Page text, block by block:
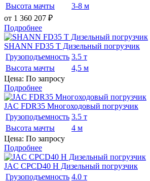
Высота мачты
3-8 м
от 1 360 207 ₽
Подробнее
SHANN FD35 T Дизельный погрузчик
Грузоподъемность 3.5 т
Высота мачты
4,5 м
Цена: По запросу
Подробнее
JAC FDR35 Многоходовый погрузчик
Грузоподъемность 3.5 т
Высота мачты
4 м
Цена: По запросу
Подробнее
JAC CPCD40 H Дизельный погрузчик
Грузоподъемность 4.0 т